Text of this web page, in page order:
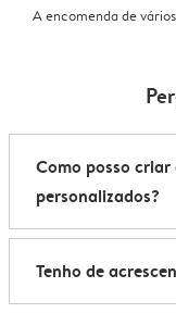
A encomenda de
Como posso
personalizados?
Utilize o nosso
de felicitações
esquema, altere o
Tenho de